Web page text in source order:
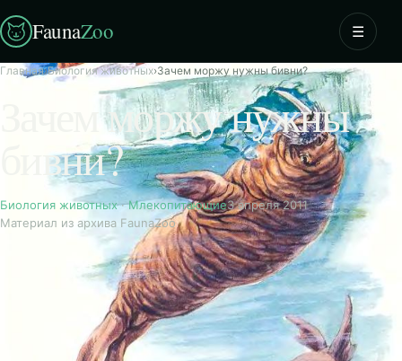
FaunaZoo ☰
Главная›Биология животных›Зачем моржу нужны бивни?
Зачем моржу нужны
бивни?
Биология животных·Млекопитающие3 апреля 2011
Материал из архива FaunaZoo